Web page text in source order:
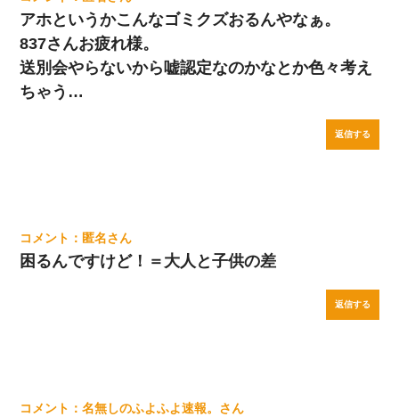
アホというかこんなゴミクズおるんやなぁ。
837さんお疲れ様。
送別会やらないから嘘認定なのかなとか色々考え
ちゃう…
返信する
匿名
困るんですけど！＝大人と子供の差
返信する
名無しのふよふよ速報。